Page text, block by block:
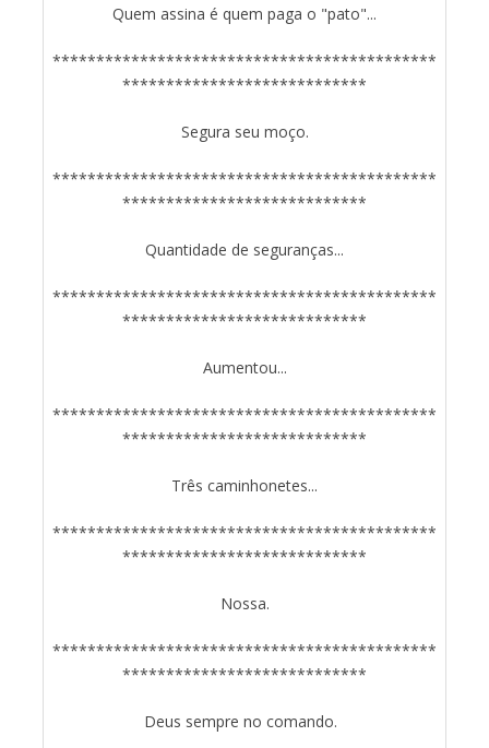
Quem assina é quem paga o "pato"...
********************************************
****************************
Segura seu moço.
********************************************
****************************
Quantidade de seguranças...
********************************************
****************************
Aumentou...
********************************************
****************************
Três caminhonetes...
********************************************
****************************
Nossa.
********************************************
****************************
Deus sempre no comando.